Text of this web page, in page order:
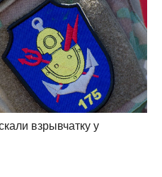
взрывчатку у